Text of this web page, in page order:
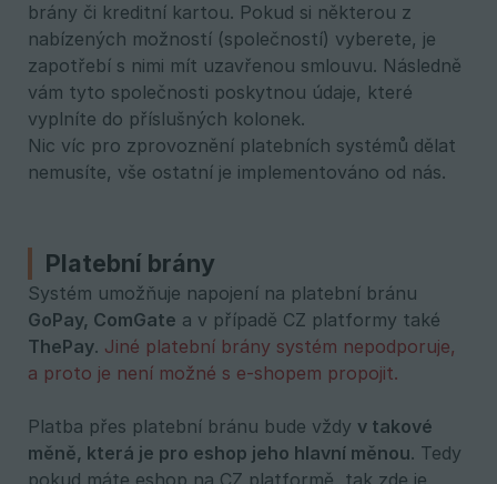
brány či kreditní kartou. Pokud si některou z
nabízených možností (společností) vyberete, je
zapotřebí s nimi mít uzavřenou smlouvu. Následně
vám tyto společnosti poskytnou údaje, které
vyplníte do příslušných kolonek.
Nic víc pro zprovoznění platebních systémů dělat
nemusíte, vše ostatní je implementováno od nás.
Platební brány
Systém umožňuje napojení na platební bránu
GoPay, ComGate a v případě CZ platformy také
ThePay. Jiné platební brány systém nepodporuje,
a proto je není možné s e-shopem propojit.
Platba přes platební bránu bude vždy v takové
měně, která je pro eshop jeho hlavní měnou. Tedy